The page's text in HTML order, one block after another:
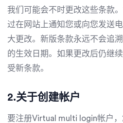
我们可能会不时更改这些条款
过在网站上通知您或向您发送
大更改。新版条款永远不会追
的生效日期。如果更改后仍继
受新条款。
2.关于创建帐户
要注册Virtual multi login帐户